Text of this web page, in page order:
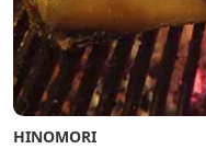
HINOMORI